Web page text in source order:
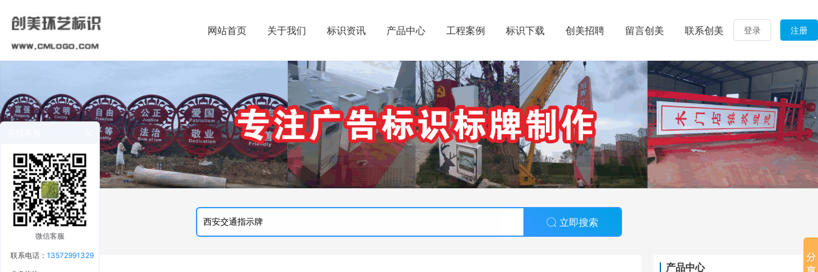
登录 注册
网站首页 关于我们 标识资讯 产品中心 工程案例 标识下载 创美招聘 留言创美 联系创美
立即搜索
产品中心
微信客服
联系电话：13572991329